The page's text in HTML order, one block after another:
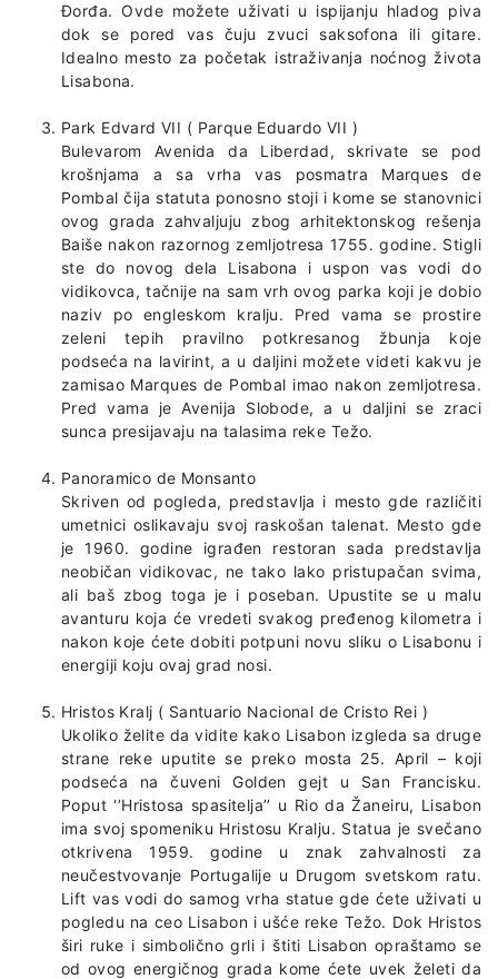
Đorđa. Ovde možete uživati u ispijanju hladog piva
dok se pored vas čuju zvuci saksofona ili gitare.
Idealno mesto za početak istraživanja noćnog života
Lisabona.
Park Edvard VII ( Parque Eduardo VII )
Bulevarom Avenida da Liberdad, skrivate se pod
krošnjama a sa vrha vas posmatra Marques de
Pombal čija statuta ponosno stoji i kome se stanovnici
ovog grada zahvaljuju zbog arhitektonskog rešenja
Baiše nakon razornog zemljotresa 1755. godine. Stigli
ste do novog dela Lisabona i uspon vas vodi do
vidikovca, tačnije na sam vrh ovog parka koji je dobio
naziv po engleskom kralju. Pred vama se prostire
zeleni tepih pravilno potkresanog žbunja koje
podseća na lavirint, a u daljini možete videti kakvu je
zamisao Marques de Pombal imao nakon zemljotresa.
Pred vama je Avenija Slobode, a u daljini se zraci
sunca presijavaju na talasima reke Težo.
Panoramico de Monsanto
Skriven od pogleda, predstavlja i mesto gde različiti
umetnici oslikavaju svoj raskošan talenat. Mesto gde
je 1960. godine igrađen restoran sada predstavlja
neobičan vidikovac, ne tako lako pristupačan svima,
ali baš zbog toga je i poseban. Upustite se u malu
avanturu koja će vredeti svakog pređenog kilometra i
nakon koje ćete dobiti potpuni novu sliku o Lisabonu i
energiji koju ovaj grad nosi.
Hristos Kralj ( Santuario Nacional de Cristo Rei )
Ukoliko želite da vidite kako Lisabon izgleda sa druge
strane reke uputite se preko mosta 25. April – koji
podseća na čuveni Golden gejt u San Francisku.
Poput ‘’Hristosa spasitelja’’ u Rio da Žaneiru, Lisabon
ima svoj spomeniku Hristosu Kralju. Statua je svečano
otkrivena 1959. godine u znak zahvalnosti za
neučestvovanje Portugalije u Drugom svetskom ratu.
Lift vas vodi do samog vrha statue gde ćete uživati u
pogledu na ceo Lisabon i ušće reke Težo. Dok Hristos
širi ruke i simbolično grli i štiti Lisabon opraštamo se
od ovog energičnog grada kome ćete uvek želeti da